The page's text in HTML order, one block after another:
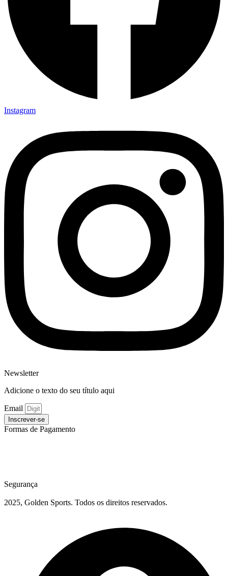
Instagram
Newsletter
Adicione o texto do seu título aqui
Email
Inscrever-se
Formas de Pagamento
Segurança
2025, Golden Sports. Todos os direitos reservados.